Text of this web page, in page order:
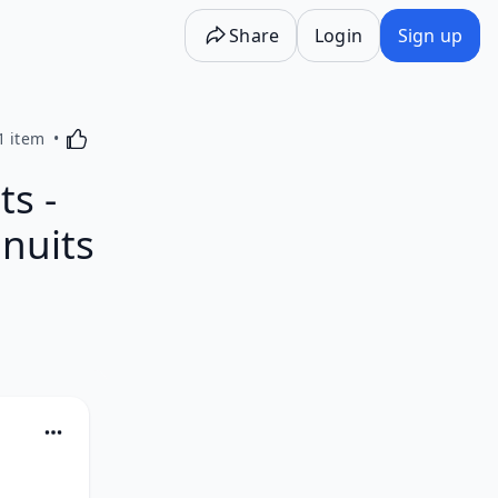
Share Login Sign up
item Activating this element will cause content on the
-